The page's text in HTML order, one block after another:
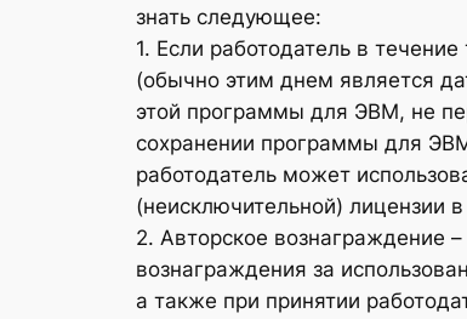
знать следующее:
1. Если работодатель в
(обычно этим днем является
этой программы для ЭВМ, не
сохранении программы для
работодатель может
(неисключительной) лицензии
2. Авторское вознаграждение
вознаграждения за
а также при принятии